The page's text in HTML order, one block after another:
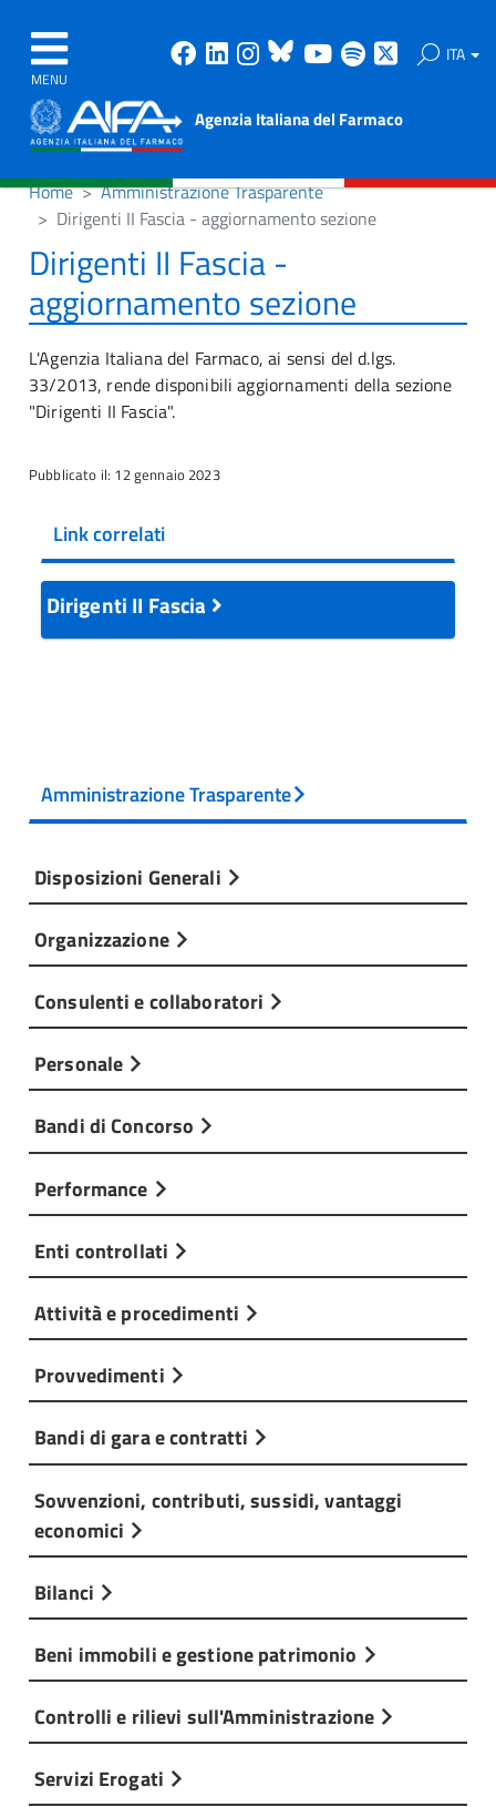
MENU
Facebook
Linkedin
Instagram
Bluesky
Youtube
Spotify ITA
Agenzia Italiana del Farmaco
Home
Amministrazione Trasparente
Dirigenti II Fascia - aggiornamento sezione
Dirigenti II Fascia -
aggiornamento sezione
L'Agenzia Italiana del Farmaco, ai sensi del d.lgs.
33/2013, rende disponibili aggiornamenti della sezione
"Dirigenti II Fascia".
Pubblicato il: 12 gennaio 2023
Link correlati
Dirigenti II Fascia
Amministrazione Trasparente
Disposizioni Generali
Organizzazione
Consulenti e collaboratori
Personale
Bandi di Concorso
Performance
Enti controllati
Attività e procedimenti
Provvedimenti
Bandi di gara e contratti
Sovvenzioni, contributi, sussidi, vantaggi
economici
Bilanci
Beni immobili e gestione patrimonio
Controlli e rilievi sull'Amministrazione
Servizi Erogati